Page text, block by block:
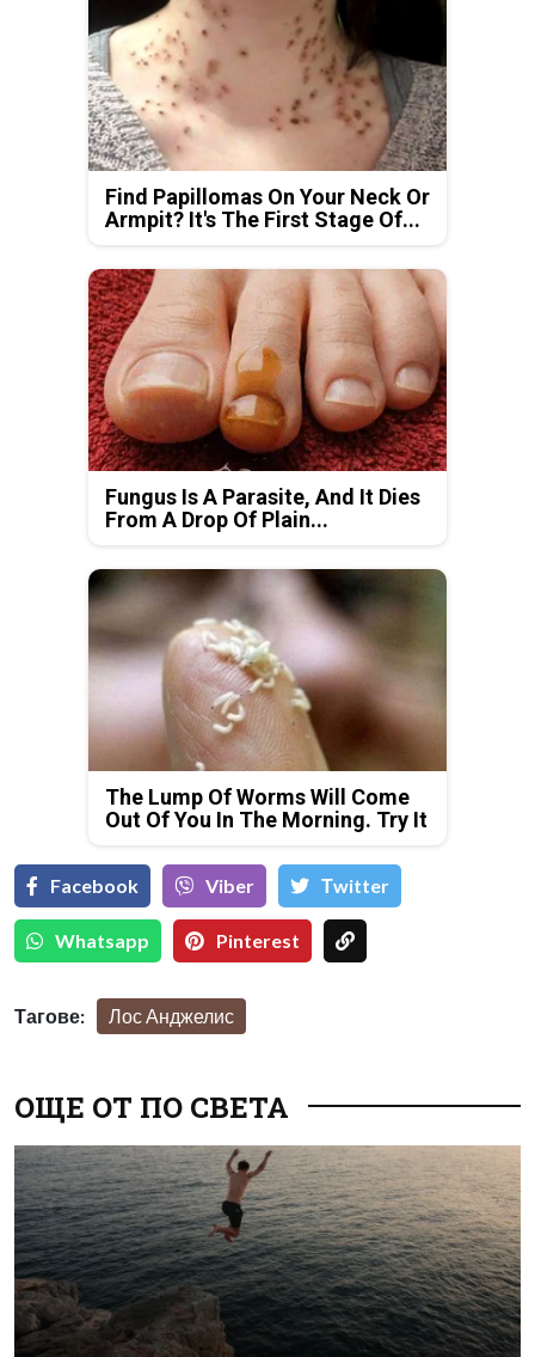
Find Papillomas On Your Neck Or
Armpit? It's The First Stage Of...
Fungus Is A Parasite, And It Dies
From A Drop Of Plain...
The Lump Of Worms Will Come
Out Of You In The Morning. Try It
Facebook Viber Тwitter
Whatsapp Pinterest
Тагове: Лос Анджелис
ОЩЕ ОТ ПО СВЕТА